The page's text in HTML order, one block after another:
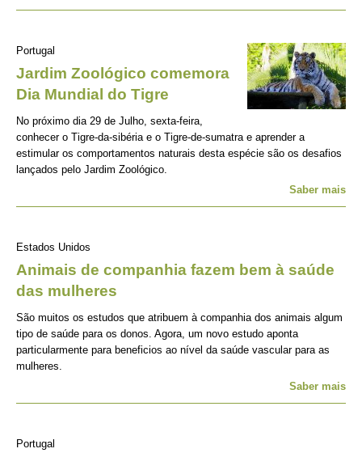
Portugal
Jardim Zoológico comemora
Dia Mundial do Tigre
No próximo dia 29 de Julho, sexta-feira,
conhecer o Tigre-da-sibéria e o Tigre-de-sumatra e aprender a
estimular os comportamentos naturais desta espécie são os desafios
lançados pelo Jardim Zoológico.
Saber mais
Estados Unidos
Animais de companhia fazem bem à saúde
das mulheres
São muitos os estudos que atribuem à companhia dos animais algum
tipo de saúde para os donos. Agora, um novo estudo aponta
particularmente para beneficios ao nível da saúde vascular para as
mulheres.
Saber mais
Portugal